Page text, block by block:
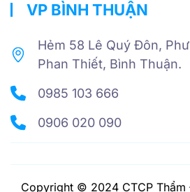
VP BÌNH THUẬN
Hẻm 58 Lê Quý Đôn,
Phan Thiết, Bình Thuận.
0985 103 666
0906 020 090
Copyright © 2024 CTCP Thẩm